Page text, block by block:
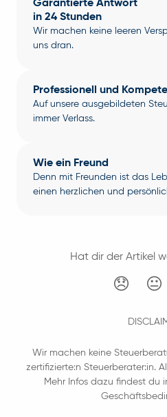
Garantierte Antwort
in 24 Stunden
Wir machen keine leeren
uns dran.
Professionell und
Auf unsere ausgebildeten
immer Verlass.
Wie ein Freund
Denn mit Freunden ist das
einen herzlichen und
Hat dir der Artikel
😞 😐
Wir machen keine
zertifizierte:n Steuerberater:in.
Mehr Infos dazu findest du